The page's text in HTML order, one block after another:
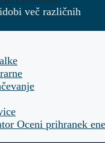
več različnih
Oceni prihranek